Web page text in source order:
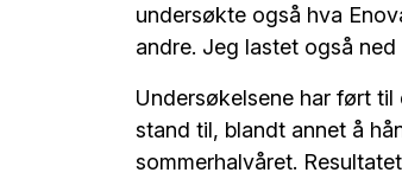
undersøkte også hva
andre. Jeg lastet også
Undersøkelsene har ført
stand til, blandt annet å
sommerhalvåret.